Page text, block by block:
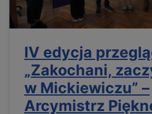
IV edycja
„Zakochani,
w Mickiewiczu” –
Arcymistrz